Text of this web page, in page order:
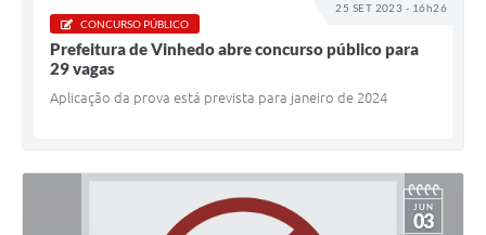
25 SET 2023 - 16h26
CONCURSO PÚBLICO
Prefeitura de Vinhedo abre concurso público para
29 vagas
Aplicação da prova está prevista para janeiro de 2024
JUN
03